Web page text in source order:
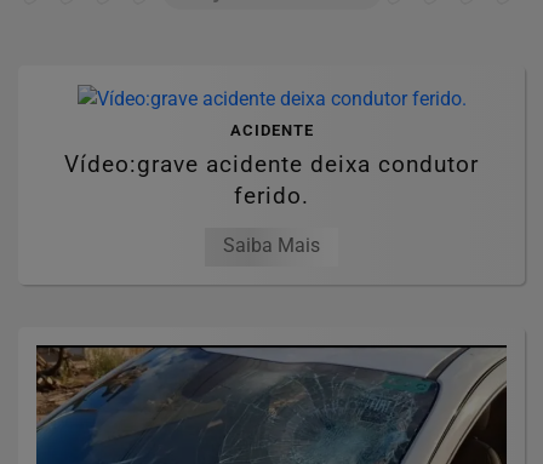
ACIDENTE
Vídeo:grave acidente deixa condutor
ferido.
Saiba Mais